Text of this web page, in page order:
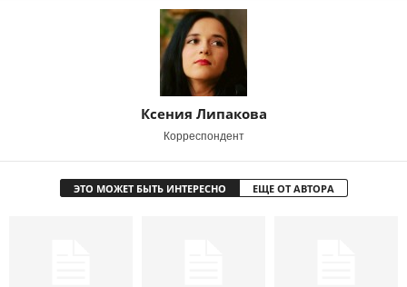
Ксения Липакова
Корреспондент
ЭТО МОЖЕТ БЫТЬ ИНТЕРЕСНО ЕЩЕ ОТ АВТОРА